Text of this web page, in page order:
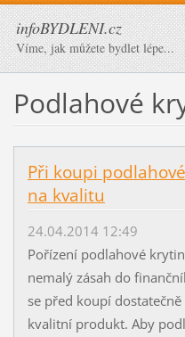
infoBYDLENI.cz
Víme, jak můžete bydlet lépe...
Podlahové
Při koupi
na kvalitu
24.04.2014 12:49
Pořízení podlahové
nemalý zásah do
se před koupí
kvalitní produkt. Aby